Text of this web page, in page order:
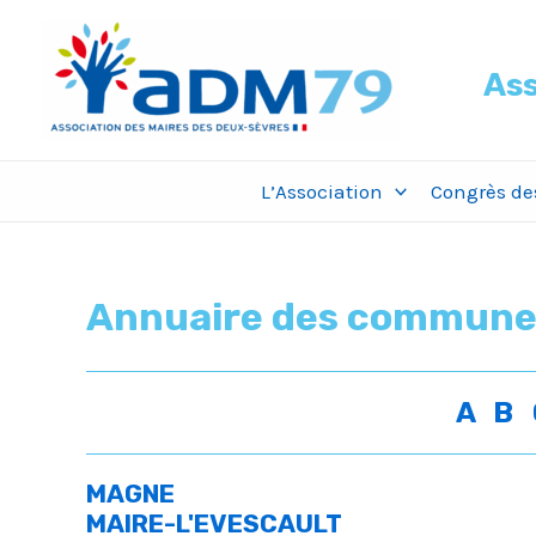
contenu
L’Association Congrès
Annuaire des
A B
MAGNE
MAIRE-L'EVESCAULT